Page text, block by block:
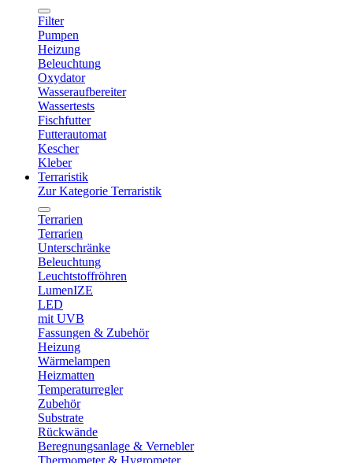
Filter
Pumpen
Heizung
Beleuchtung
Oxydator
Wasseraufbereiter
Wassertests
Fischfutter
Futterautomat
Kescher
Kleber
Terraristik
Zur Kategorie Terraristik
Terrarien
Terrarien
Unterschränke
Beleuchtung
Leuchtstoffröhren
LumenIZE
LED
mit UVB
Fassungen & Zubehör
Heizung
Wärmelampen
Heizmatten
Temperaturregler
Zubehör
Substrate
Rückwände
Beregnungsanlage & Vernebler
Thermometer & Hygrometer